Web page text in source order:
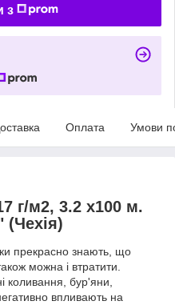
з
Оплата Умови
г/м2, 3.2 х100 м.
(Чехія)
прекрасно знають, що
можна і втратити.
коливання, бур'яни,
впливають на